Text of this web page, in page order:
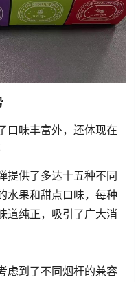
口味丰富外，还体现在
提供了多达十五种不同
水果和甜点口味，每种
道纯正，吸引了广大消
虑到了不同烟杆的兼容